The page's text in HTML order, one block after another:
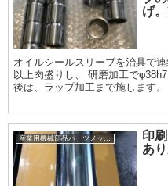
げ
オイルシールスリーブを治具で
以上肉盛りし、 研磨加工で
後は、ラップ加工まで施します。
印
あ